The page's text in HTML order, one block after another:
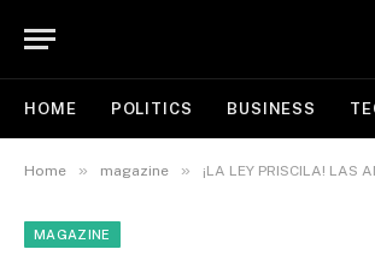
HOME POLITICS BUSINESS
Home » magazine » ¡LA LEY PRISCILA! LAS AMISTADES QUE PIERDES AL
MAGAZINE